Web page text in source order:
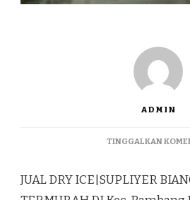
ADMIN
TINGGALKAN
JUAL DRY ICE|SUPLIYER